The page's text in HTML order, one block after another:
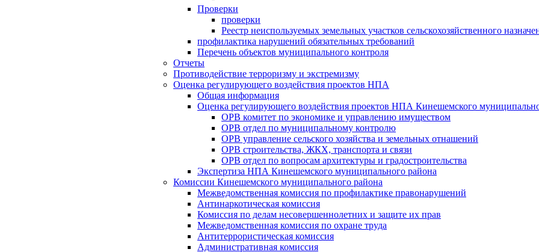
Проверки
проверки
Реестр неиспользуемых земельных участков сельскохозяйственного
профилактика нарушений обязательных требований
Перечень объектов муниципального контроля
Отчеты
Противодействие терроризму и экстремизму
Оценка регулирующего воздействия проектов НПА
Общая информация
Оценка регулирующего воздействия проектов НПА Кинешемского
ОРВ комитет по экономике и управлению имуществом
ОРВ отдел по муниципальному контролю
ОРВ управление сельского хозяйства и земельных отнашений
ОРВ строительства, ЖКХ, транспорта и связи
ОРВ отдел по вопросам архитектуры и градостроительства
Экспертиза НПА Кинешемского муниципального района
Комиссии Кинешемского муниципального района
Межведомственная комиссия по профилактике правонарушений
Антинаркотическая комиссия
Комиссия по делам несовершеннолетних и защите их прав
Межведомственная комиссия по охране труда
Антитеррористическая комиссия
Административная комиссия